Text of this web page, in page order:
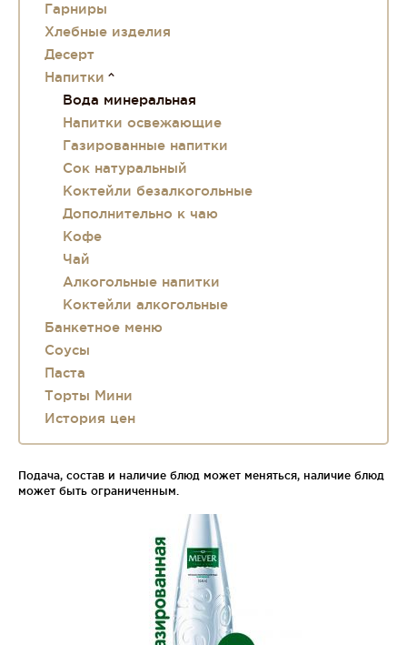
Гарниры
Хлебные изделия
Десерт
Напитки
Вода минеральная
Напитки освежающие
Газированные напитки
Сок натуральный
Коктейли безалкогольные
Дополнительно к чаю
Кофе
Чай
Алкогольные напитки
Коктейли алкогольные
Банкетное меню
Соусы
Паста
Торты Мини
История цен
Подача, состав и наличие блюд может меняться, наличие блюд
может быть ограниченным.